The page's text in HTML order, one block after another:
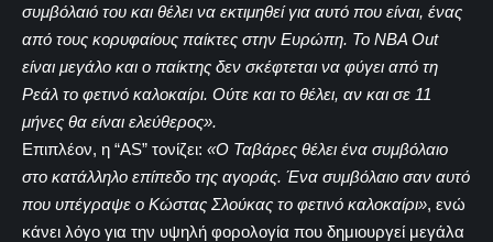
συμβόλαιό του και θέλει να εκτιμηθεί για αυτό που είναι, ένας
από τους κορυφαίους παίκτες στην Ευρώπη. Το NBA Out
είναι μεγάλο και ο παίκτης δεν σκέφτεται να φύγει από τη
Ρεάλ το φετινό καλοκαίρι. Ούτε και το θέλει, αν και σε 11
μήνες θα είναι ελεύθερος».
Επιπλέον, η “AS” τονίζει: «Ο Ταβάρες θέλει ένα συμβόλαιο
στο κατάλληλο επίπεδο της αγοράς. Ένα συμβόλαιο σαν αυτό
που υπέγραψε ο Κώστας Σλούκας το φετινό καλοκαίρι», ενώ
κάνει λόγο για την υψηλή φορολογία που δημιουργεί μεγάλα